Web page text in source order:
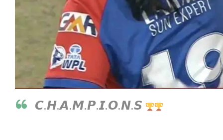
𝘾.𝙃.𝘼.𝙈.𝙋.𝙄.𝙊.𝙉.𝙎